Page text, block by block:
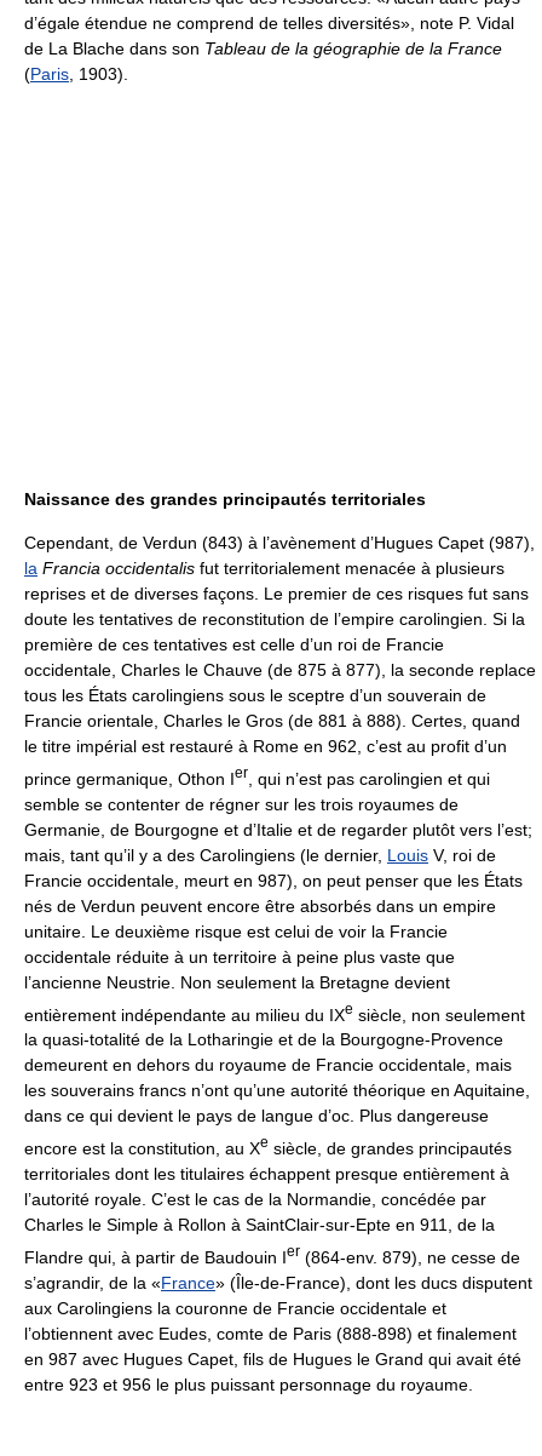
d’égale étendue ne comprend de telles diversités», note P. Vidal
de La Blache dans son Tableau de la géographie de la France
(Paris , 1903).
Naissance des grandes principautés territoriales
Cependant, de Verdun (843) à l’avènement d’Hugues Capet (987),
la Francia occidentalis fut territorialement menacée à plusieurs
reprises et de diverses façons. Le premier de ces risques fut sans
doute les tentatives de reconstitution de l’empire carolingien. Si la
première de ces tentatives est celle d’un roi de Francie
occidentale, Charles le Chauve (de 875 à 877), la seconde replace
tous les États carolingiens sous le sceptre d’un souverain de
Francie orientale, Charles le Gros (de 881 à 888). Certes, quand
le titre impérial est restauré à Rome en 962, c’est au profit d’un
prince germanique, Othon Ier
, qui n’est pas carolingien et qui
semble se contenter de régner sur les trois royaumes de
Germanie, de Bourgogne et d’Italie et de regarder plutôt vers l’est;
mais, tant qu’il y a des Carolingiens (le dernier, Louis V, roi de
Francie occidentale, meurt en 987), on peut penser que les États
nés de Verdun peuvent encore être absorbés dans un empire
unitaire. Le deuxième risque est celui de voir la Francie
occidentale réduite à un territoire à peine plus vaste que
l’ancienne Neustrie. Non seulement la Bretagne devient
entièrement indépendante au milieu du IXe siècle, non seulement
la quasi-totalité de la Lotharingie et de la Bourgogne-Provence
demeurent en dehors du royaume de Francie occidentale, mais
les souverains francs n’ont qu’une autorité théorique en Aquitaine,
dans ce qui devient le pays de langue d’oc. Plus dangereuse
encore est la constitution, au Xe siècle, de grandes principautés
territoriales dont les titulaires échappent presque entièrement à
l’autorité royale. C’est le cas de la Normandie, concédée par
Charles le Simple à Rollon à SaintClair-sur-Epte en 911, de la
Flandre qui, à partir de Baudouin Ier (864-env. 879), ne cesse de
s’agrandir, de la «France» (Île-de-France), dont les ducs disputent
aux Carolingiens la couronne de Francie occidentale et
l’obtiennent avec Eudes, comte de Paris (888-898) et finalement
en 987 avec Hugues Capet, fils de Hugues le Grand qui avait été
entre 923 et 956 le plus puissant personnage du royaume.